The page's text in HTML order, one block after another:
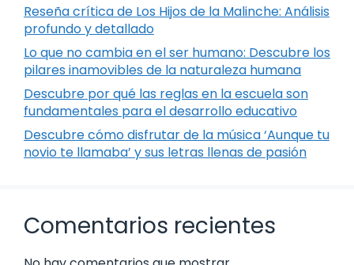
Reseña crítica de Los Hijos de la Malinche: Análisis
profundo y detallado
Lo que no cambia en el ser humano: Descubre los
pilares inamovibles de la naturaleza humana
Descubre por qué las reglas en la escuela son
fundamentales para el desarrollo educativo
Descubre cómo disfrutar de la música ‘Aunque tu
novio te llamaba’ y sus letras llenas de pasión
Comentarios recientes